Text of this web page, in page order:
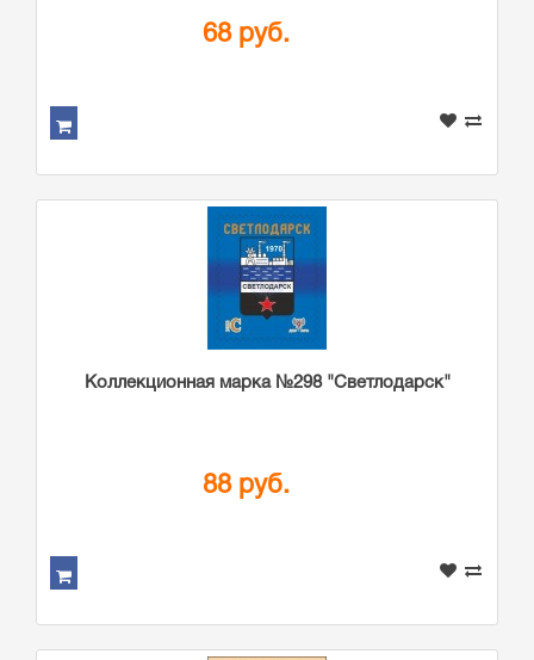
68 руб.
Коллекционная марка №298 "Светлодарск"
88 руб.